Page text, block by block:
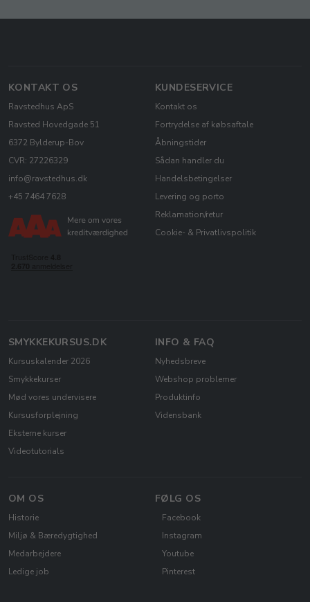
KONTAKT OS
Ravstedhus ApS
Ravsted Hovedgade 51
6372 Bylderup-Bov
CVR: 27226329
info@ravstedhus.dk
+45 7464 7628
KUNDESERVICE
Kontakt os
Fortrydelse af købsaftale
Åbningstider
Sådan handler du
Handelsbetingelser
Levering og porto
Reklamation/retur
Cookie- & Privatlivspolitik
SMYKKEKURSUS.DK
Kursuskalender 2026
Smykkekurser
Mød vores undervisere
Kursusforplejning
Eksterne kurser
Videotutorials
INFO & FAQ
Nyhedsbreve
Webshop problemer
Produktinfo
Vidensbank
OM OS
Historie
Miljø & Bæredygtighed
Medarbejdere
Ledige job
FØLG OS
Facebook
Instagram
Youtube
Pinterest